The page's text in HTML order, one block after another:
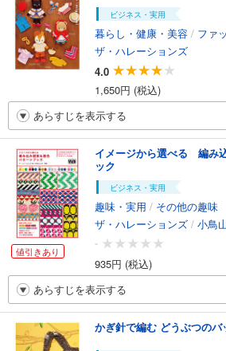
ビジネス・実用
暮らし・健康・美容 / ファッ
ザ・ハレーションズ
4.0
1,650円 (税込)
あらすじを表示する
値引きあり
イメージから選べる 編み
ック
ビジネス・実用
趣味・実用 / その他の趣味
ザ・ハレーションズ / 小鳥
-
935円 (税込)
あらすじを表示する
かぎ針で編む どうぶつのバ